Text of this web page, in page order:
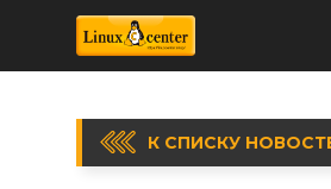
К СПИСКУ